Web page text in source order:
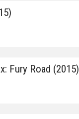
Fury Road (2015)